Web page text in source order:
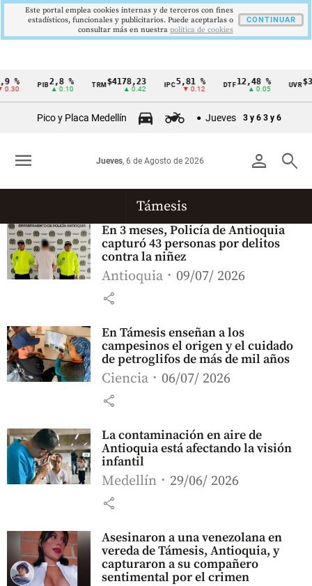
Cintillo
Colombia
% PIB 2,8 %
▲ 0.10
TRM$4178,23
▲ 0.42
IPC5,81 %
▼ 0.12
DTF12,48 %
▲ 0.05
UVR
Pico y Placa Medellín Jueves 3 y 6 3 y 6
person search
Jueves, 6 de Agosto de 2026
menu
Támesis
En 3 meses, Policía de Antioquia
capturó 43 personas por delitos
contra la niñez
Antioquia 09/07/ 2026
share
En Támesis enseñan a los
campesinos el origen y el cuidado
de petroglifos de más de mil años
Ciencia 06/07/ 2026
share
La contaminación en aire de
Antioquia está afectando la visión
infantil
Medellín 29/06/ 2026
share
Asesinaron a una venezolana en
vereda de Támesis, Antioquia, y
capturaron a su compañero
sentimental por el crimen
Este portal emplea cookies internas y de terceros con fines
estadísticos, funcionales y publicitarios. Puede aceptarlas o
consultar más en nuestra politica de cookies
CONTINUAR